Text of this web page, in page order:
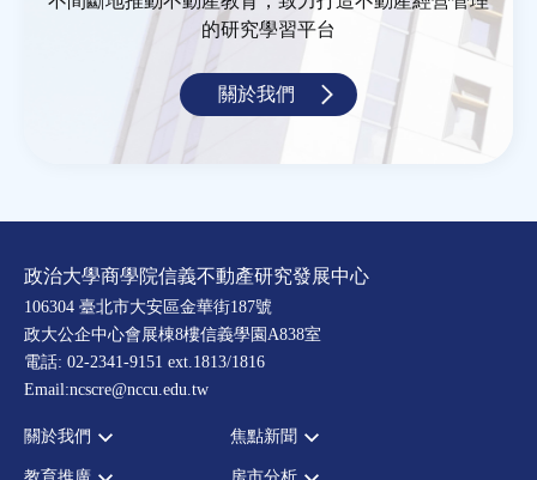
的研究學習平台
關於我們
政治大學商學院信義不動產研究發展中心
106304 臺北市大安區金華街187號
政大公企中心會展棟8樓信義學園A838室
電話: 02-2341-9151 ext.1813/1816
Email:ncscre@nccu.edu.tw
關於我們 焦點新聞